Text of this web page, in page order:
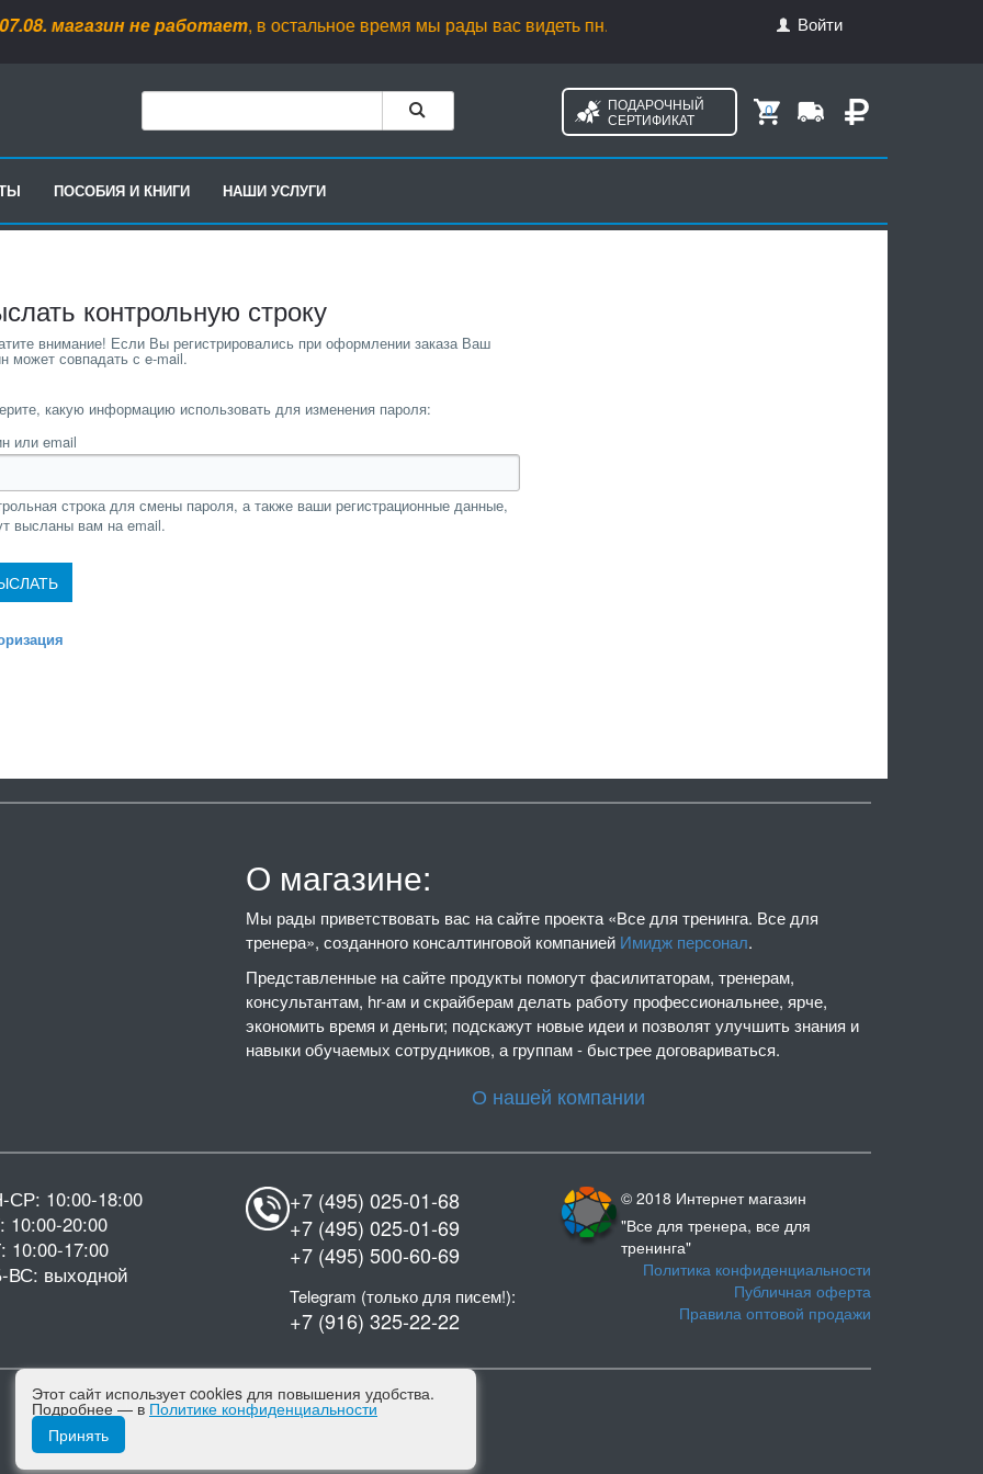
.магазин не работает, в остальное время мы рады вас видеть пн. - ср. с 10.00 до 18.00, чт. с 10.00 до 20.00, пт. с
Войти
ПОДАРОЧНЫЙ
СЕРТИФИКАТ
0
ПОСОБИЯ И КНИГИ НАШИ УСЛУГИ
контрольную строку
какую информацию использовать для изменения пароля:
или email
строка для смены пароля, а также ваши регистрационные данные,
высланы вам на email.
О магазине:
Мы рады приветствовать вас на сайте проекта «Все для тренинга. Все для
тренера», созданного консалтинговой компанией Имидж персонал.
Представленные на сайте продукты помогут фасилитаторам, тренерам,
консультантам, hr-ам и скрайберам делать работу профессиональнее, ярче,
экономить время и деньги; подскажут новые идеи и позволят улучшить знания и
навыки обучаемых сотрудников, а группам - быстрее договариваться.
О нашей компании
СР: 10:00-18:00
10:00-20:00
10:00-17:00
ВС: выходной
+7 (495) 025-01-68
+7 (495) 025-01-69
+7 (495) 500-60-69
Telegram (только для писем!):
+7 (916) 325-22-22
© 2018 Интернет магазин
"Все для тренера, все для
тренинга"
Политика конфиденциальности
Публичная оферта
Правила оптовой продажи
Подписывайтесь на нас в соцсетях:
Этот сайт использует cookies для повышения удобства.
Подробнее — в Политике конфиденциальности
Принять